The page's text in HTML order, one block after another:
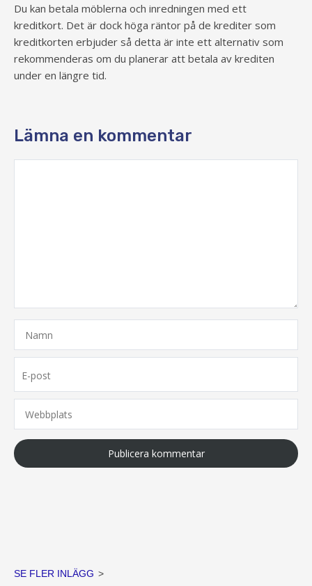
Du kan betala möblerna och inredningen med ett
kreditkort. Det är dock höga räntor på de krediter som
kreditkorten erbjuder så detta är inte ett alternativ som
rekommenderas om du planerar att betala av krediten
under en längre tid.
Lämna en kommentar
post
SE FLER INLÄGG